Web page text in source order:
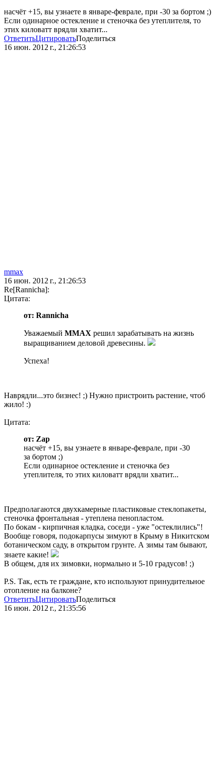
насчёт +15, вы узнаете в январе-феврале, при -30 за бортом ;)
Если одинарное остекление и стеночка без утеплителя, то
этих киловатт врядли хватит...
ОтветитьЦитироватьПоделиться
16 июн. 2012 г., 21:26:53
mmax
16 июн. 2012 г., 21:26:53
Re[Rannicha]:
Цитата:
от: Rannicha
Уважаемый MMAX решил зарабатывать на жизнь
выращиванием деловой древесины.
Успеха!
Наврядли...это бизнес! ;) Нужно пристроить растение, чтоб
жило! :)
Цитата:
от: Zap
насчёт +15, вы узнаете в январе-феврале, при -30
за бортом ;)
Если одинарное остекление и стеночка без
утеплителя, то этих киловатт врядли хватит...
Предполагаются двухкамерные пластиковые стеклопакеты,
стеночка фронтальная - утеплена пенопластом.
По бокам - кирпичная кладка, соседи - уже "остеклились"!
Вообще говоря, подокарпусы зимуют в Крыму в Никитском
ботаническом саду, в открытом грунте. А зимы там бывают,
знаете какие!
В общем, для их зимовки, нормально и 5-10 градусов! ;)
P.S. Так, есть те граждане, кто используют принудительное
отопление на балконе?
ОтветитьЦитироватьПоделиться
16 июн. 2012 г., 21:35:56